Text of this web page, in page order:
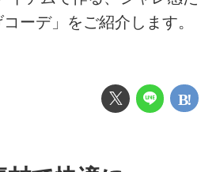
ーデ」をご紹介します。